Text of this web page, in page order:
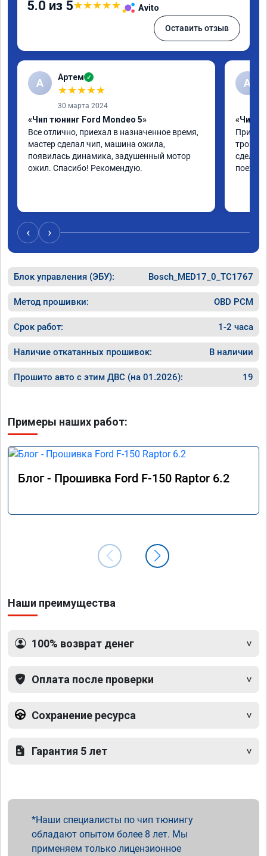
5.0 из 5★★★★★ Avito
Оставить отзыв
А Артем ✓
★★★★★
30 марта 2024
«Чип тюнинг Ford Mondeo 5»
Все отлично, приехал в назначенное время,
мастер сделал чип, машина ожила,
появилась динамика, задушенный мотор
ожил. Спасибо! Рекомендую.
А
«Чип
троила
‹ ›
Блок управления (ЭБУ): Bosch_MED17_0_TC1767
Метод прошивки: OBD PCM
Срок работ: 1-2 часа
Наличие откатанных прошивок: В наличии
Прошито авто с этим ДВС (на 01.2026): 19
Примеры наших работ:
Блог - Прошивка Ford F-150 Raptor 6.2
Наши преимущества
100% возврат денег
Оплата после проверки
Сохранение ресурса
Гарантия 5 лет
Наши специалисты по чип тюнингу
обладают опытом более 8 лет. Мы
применяем только лицензионное